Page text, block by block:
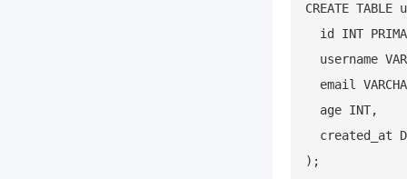
CREATE
id INT
username
email
  age INT,
created_at